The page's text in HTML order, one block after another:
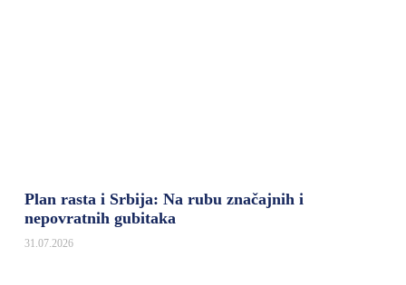
Plan rasta i Srbija: Na rubu značajnih i
nepovratnih gubitaka
31.07.2026